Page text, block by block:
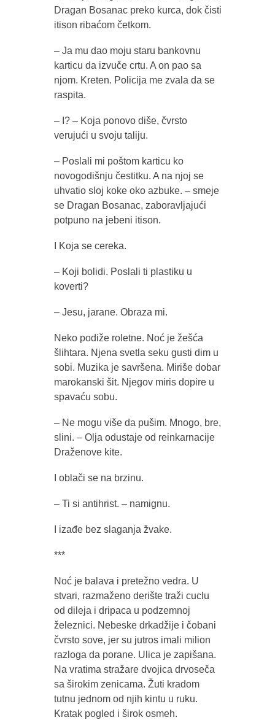
Dragan Bosanac preko kurca, dok čisti
itison ribaćom četkom.
– Ja mu dao moju staru bankovnu
karticu da izvuče crtu. A on pao sa
njom. Kreten. Policija me zvala da se
raspita.
– I? – Koja ponovo diše, čvrsto
verujući u svoju taliju.
– Poslali mi poštom karticu ko
novogodišnju čestitku. A na njoj se
uhvatio sloj koke oko azbuke. – smeje
se Dragan Bosanac, zaboravljajući
potpuno na jebeni itison.
I Koja se cereka.
– Koji bolidi. Poslali ti plastiku u
koverti?
– Jesu, jarane. Obraza mi.
Neko podiže roletne. Noć je žešća
šlihtara. Njena svetla seku gusti dim u
sobi. Muzika je savršena. Miriše dobar
marokanski šit. Njegov miris dopire u
spavaću sobu.
– Ne mogu više da pušim. Mnogo, bre,
slini. – Olja odustaje od reinkarnacije
Draženove kite.
I oblači se na brzinu.
– Ti si antihrist. – namignu.
I izađe bez slaganja žvake.
***
Noć je balava i pretežno vedra. U
stvari, razmaženo derište traži cuclu
od dileja i dripaca u podzemnoj
železnici. Nebeske drkadžije i čobani
čvrsto sove, jer su jutros imali milion
razloga da porane. Ulica je zapišana.
Na vratima stražare dvojica drvoseča
sa širokim zenicama. Žuti kradom
tutnu jednom od njih kintu u ruku.
Kratak pogled i širok osmeh.